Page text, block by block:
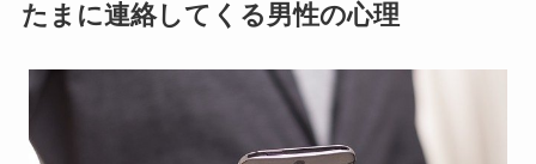
たまに連絡してくる男性の心理